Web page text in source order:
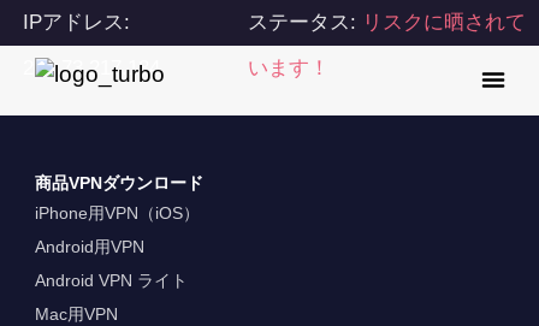
IPアドレス:
216.73.217.134
ステータス: リスクに晒されて
います！
商品VPNダウンロード
iPhone用VPN（iOS）
Android用VPN
Android VPN ライト
Mac用VPN